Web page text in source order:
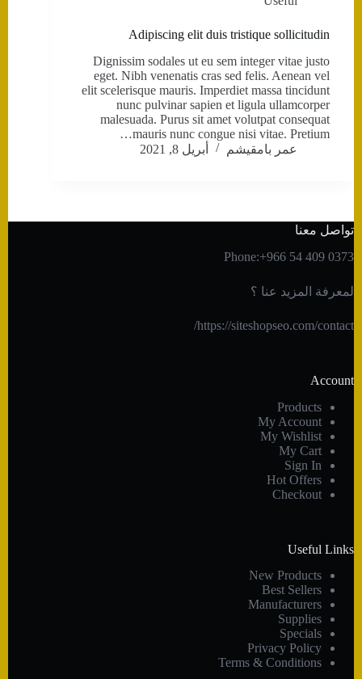
Adipiscing elit duis tristique sollicitudin
Dignissim sodales ut eu sem integer vitae justo
eget. Nibh venenatis cras sed felis. Aenean vel
elit scelerisque mauris. Imperdiet massa tincidunt
nunc pulvinar sapien et ligula ullamcorper
malesuada. Purus sit amet volutpat consequat
mauris nunc congue nisi vitae. Pretium…
عمر بامقيشم
أبريل 8, 2021
تواصل معنا
Phone:+966 54 409 0373
لمعرفة المزيد عنا ؟
https://siteshopseo.com/contact/
Account
Products
My Account
My Wishlist
My Cart
Sign In
Hot Offers
Checkout
Useful Links
New Products
Best Sellers
Manufacturers
Supplies
Specials
Privacy Policy
Terms & Conditions